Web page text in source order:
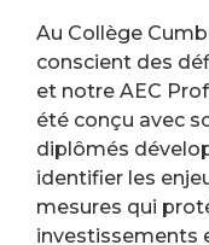
Au Collège
conscient des
et notre AEC
été conçu avec
diplômés
identifier les
mesures qui
investissements